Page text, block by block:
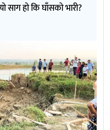
साग हो कि घाँसको भारी?